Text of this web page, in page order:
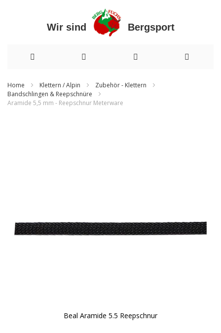
Wir sind Bergsport
zum
Home Klettern / Alpin
Zubehör - Klettern
Bandschlingen & Reepschnüre
Aramide 5,5 mm - Reepschnur Meterware
Beal Aramide 5.5 Reepschnur